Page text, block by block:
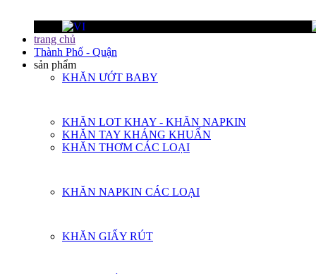
trang chủ
Thành Phố - Quận
sản phẩm
KHĂN ƯỚT BABY
KHĂN LOT KHAY - KHĂN NAPKIN
KHĂN TAY KHÁNG KHUẨN
KHĂN THƠM CÁC LOẠI
KHĂN NAPKIN CÁC LOẠI
KHĂN GIẤY RÚT